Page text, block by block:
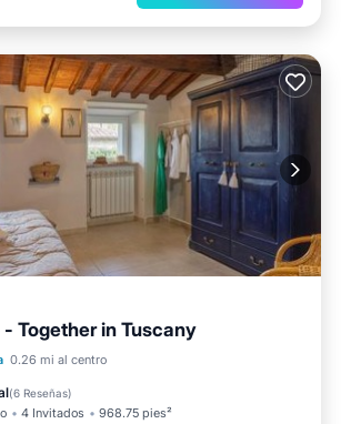
Together in Tuscany
0.26 mi al centro
(6 Reseñas)
4 Invitados 968.75 pies²
Balcón/Terraza